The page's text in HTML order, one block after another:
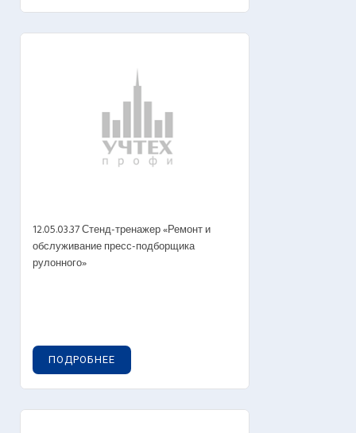
12.05.03.37 Стенд-тренажер «Ремонт и
обслуживание пресс-подборщика
рулонного»
ПОДРОБНЕЕ